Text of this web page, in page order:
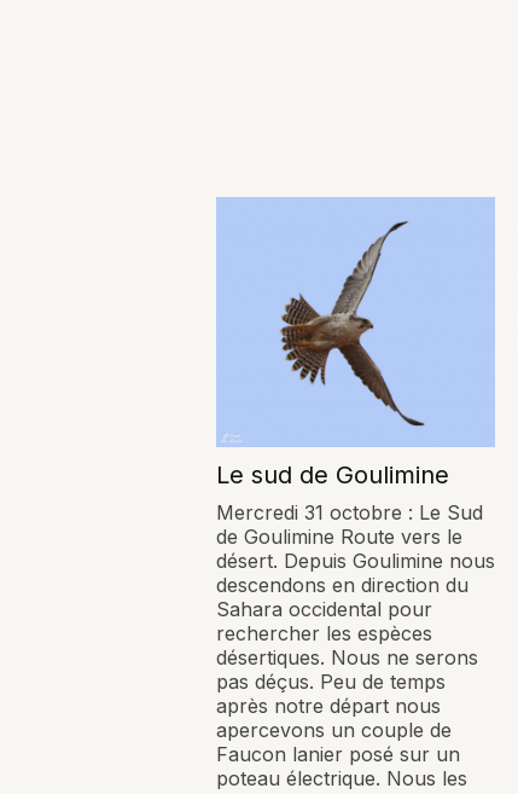
Le sud de Goulimine
Mercredi 31 octobre : Le Sud
de Goulimine Route vers le
désert. Depuis Goulimine nous
descendons en direction du
Sahara occidental pour
rechercher les espèces
désertiques. Nous ne serons
pas déçus. Peu de temps
après notre départ nous
apercevons un couple de
Faucon lanier posé sur un
poteau électrique. Nous les